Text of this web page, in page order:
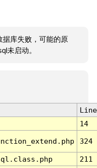
据库失败，可能的原
未启动。
Line
14
324
211